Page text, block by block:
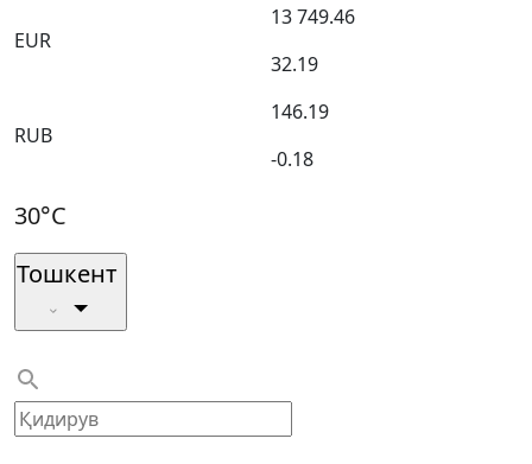
EUR
13 749.46
32.19
RUB
146.19
-0.18
30°C
Тошкент